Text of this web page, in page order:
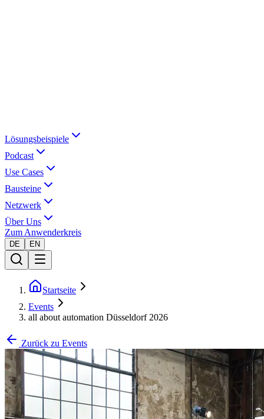
Lösungsbeispiele
Podcast
Use Cases
Bausteine
Netzwerk
Über Uns
Zum Anwenderkreis
DE EN
Startseite
Events
all about automation Düsseldorf 2026
Zurück zu Events